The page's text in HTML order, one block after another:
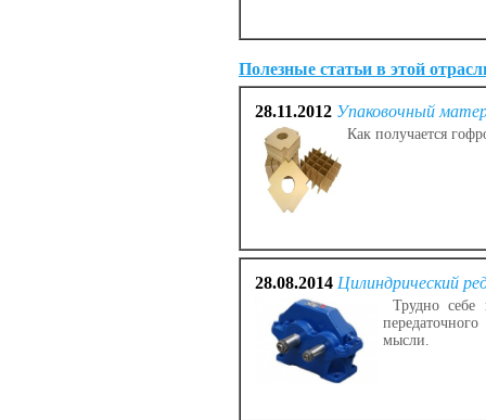
Полезные статьи в этой
28.11.2012 Упаковочный
Как получается
28.08.2014 Цилиндрический
Трудно себе
мысли.